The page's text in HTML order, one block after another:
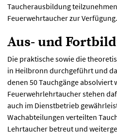
Taucherausbildung
Feuerwehrtaucher zur Verfügung.
Aus- und
Die praktische sowie die
in Heilbronn durchgeführt und
denen 50 Tauchgänge absolviert
Feuerwehrlehrtaucher stehen
auch im Dienstbetrieb
Wachabteilungen verteilten
Lehrtaucher betreut und